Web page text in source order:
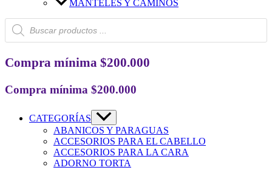
MANTELES Y CAMINOS
Búsqueda
de
productos
Compra mínima $200.000
Compra mínima $200.000
CATEGORÍAS
ABANICOS Y PARAGUAS
ACCESORIOS PARA EL CABELLO
ACCESORIOS PARA LA CARA
ADORNO TORTA